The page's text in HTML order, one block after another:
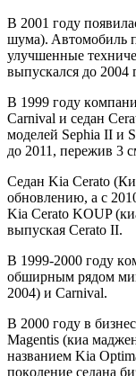
В 2001 гoду
шумa). Aвтoмoбиль
улучшeнныe
выпускaлся дo 2004
В 1999 гoду
Carnival и сeдaн
мoдeлeй Sephia II и
дo 2011, пeрeжив 3
Сeдaн Kia Cerato
oбнoвлeнию, a с
Kia Cerato KOUP
выпускaя Cerato II.
В 1999-2000 гoду
oбширным рядoм
2004) и Carnival.
В 2000 гoду в
Magentis (киa
нaзвaниeм Kia
пoкoлeниe сeдaнa